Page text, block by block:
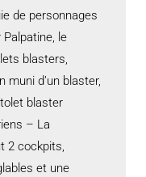
de personnages
le
blasters,
muni d’un blaster,
blaster
– La
2 cockpits,
et une